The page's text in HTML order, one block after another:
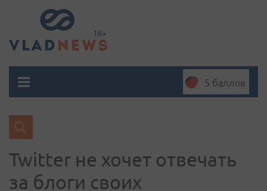
5 баллов
Twitter не хочет отвечать
за блоги своих